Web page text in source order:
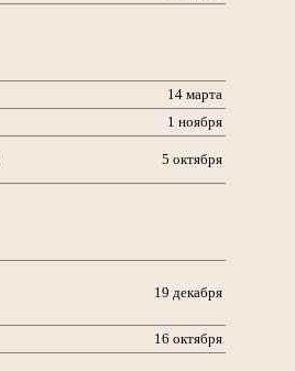
14 марта
1 ноября
5 октября
19 декабря
16 октября